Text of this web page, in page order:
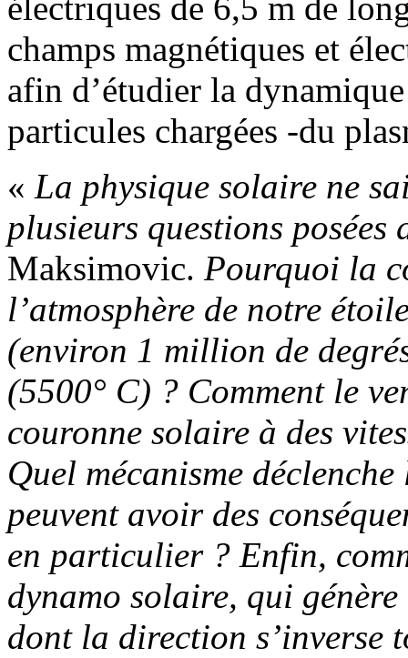
électriques de 6,5 m de
champs magnétiques et
afin d’étudier la
particules chargées -du
« La physique solaire ne
plusieurs questions posées
Maksimovic. Pourquoi la
l’atmosphère de notre
(environ 1 million de
(5500° C) ? Comment le
couronne solaire à des
Quel mécanisme
peuvent avoir des
en particulier ? Enfin,
dynamo solaire, qui
dont la direction s’inverse